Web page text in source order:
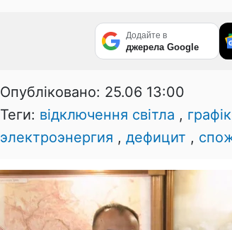
Додайте в
джерела Google
Опубліковано: 25.06 13:00
Теги: відключення світла ,
электроэнергия , дефицит ,